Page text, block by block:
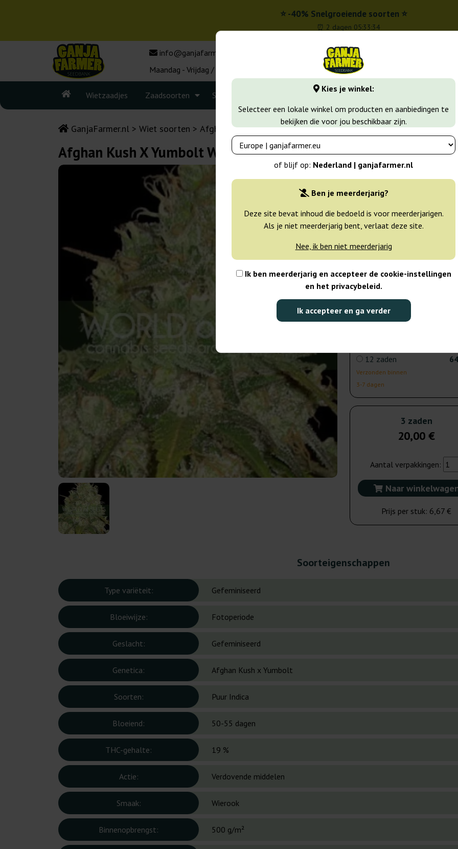
Kies je winkel:
Selecteer een lokale winkel om producten en aanbiedingen te
bekijken die voor jou beschikbaar zijn.
of blijf op: Nederland | ganjafarmer.nl
Ben je meerderjarig?
Deze site bevat inhoud die bedoeld is voor meerderjarigen.
Als je niet meerderjarig bent, verlaat deze site.
Nee, ik ben niet meerderjarig
Ik ben meerderjarig en accepteer de cookie-instellingen
en het privacybeleid.
Ik accepteer en ga verder
⭐ -40% Snelgroeiende soorten ⭐
⏰ 2 dagen 05:33:33
info@ganjafarmer.nl
Maandag - Vrijdag / 10:00 - 16:00
Wietzaadjes Zaadsoorten Seedbanks Meer
GanjaFarmer.nl Wiet soorten Afghan Kush Afghan Kush X Yumbolt
Afghan Kush X Yumbolt World Of Seeds
Breeder:
World Of Seeds
Originele verpakking:
Verzonden binnen
7 zaden
Verzonden binnen
3-7 dagen
12 zaden
Verzonden binnen
3-7 dagen
3 zaden
20,00 €
Aantal verpakkingen:
Naar
Prijs per stuk: 6,67 €
Soorteigenschappen
Type variëteit: Gefeminiseerd
Bloeiwijze: Fotoperiode
Geslacht: Gefeminiseerd
Genetica: Afghan Kush x Yumbolt
Soorten: Puur Indica
Bloeiend: 50-55 dagen
THC-gehalte: 19 %
Actie: Verdovende middelen
Smaak: Wierook
Binnenopbrengst: 500 g/m²